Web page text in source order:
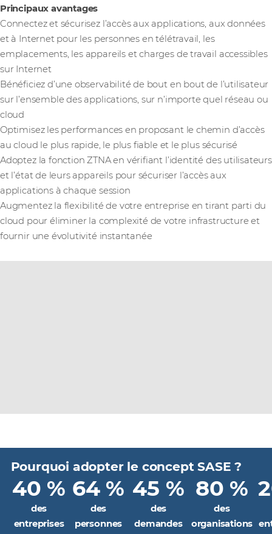
Principaux avantages
Connectez et sécurisez l’accès aux applications, aux données
et à Internet pour les personnes en télétravail, les
emplacements, les appareils et charges de travail accessibles
sur Internet
Bénéficiez d’une observabilité de bout en bout de l’utilisateur
sur l’ensemble des applications, sur n’importe quel réseau ou
cloud
Optimisez les performances en proposant le chemin d’accès
au cloud le plus rapide, le plus fiable et le plus sécurisé
Adoptez la fonction ZTNA en vérifiant l’identité des utilisateurs
et l’état de leurs appareils pour sécuriser l’accès aux
applications à chaque session
Augmentez la flexibilité de votre entreprise en tirant parti du
cloud pour éliminer la complexité de votre infrastructure et
fournir une évolutivité instantanée
Pourquoi adopter le concept SASE ?
40 %
des
entreprises
64 %
des
personnes
45 %
des
demandes
80 %
des
organisations